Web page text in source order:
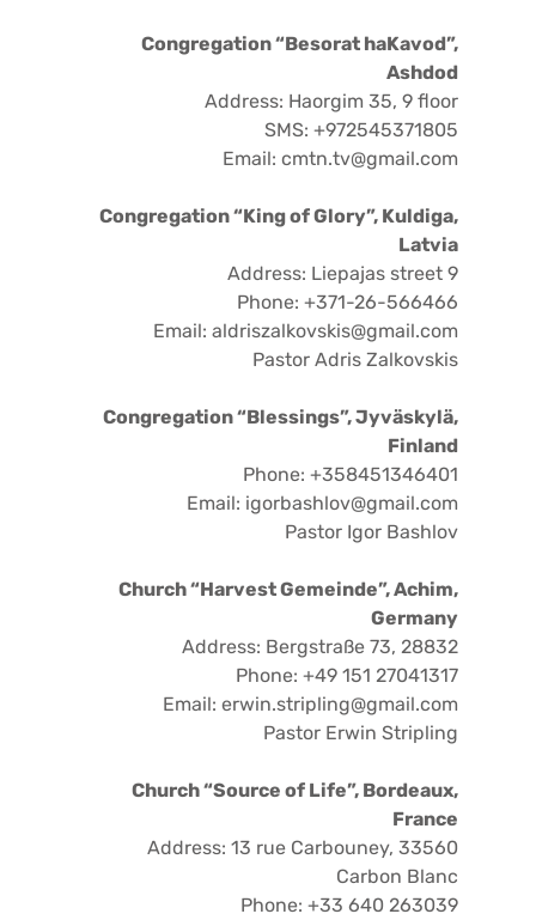
Congregation “Besorat haKavod”,
Ashdod
Address: Haorgim 35, 9 floor
SMS: +972545371805
Email: cmtn.tv@gmail.com
Congregation “King of Glory”, Kuldiga,
Latvia
Address: Liepajas street 9
Phone: +371-26-566466
Email: aldriszalkovskis@gmail.com
Pastor Adris Zalkovskis
Congregation “Blessings”, Jyväskylä,
Finland
Phone: +358451346401
Email: igorbashlov@gmail.com
Pastor Igor Bashlov
Church “Harvest Gemeinde”, Achim,
Germany
Address: Bergstraße 73, 28832
Phone: +49 151 27041317
Email: erwin.stripling@gmail.com
Pastor Erwin Stripling
Church “Source of Life”, Bordeaux,
France
Address: 13 rue Carbouney, 33560
Carbon Blanc
Phone: +33 640 263039